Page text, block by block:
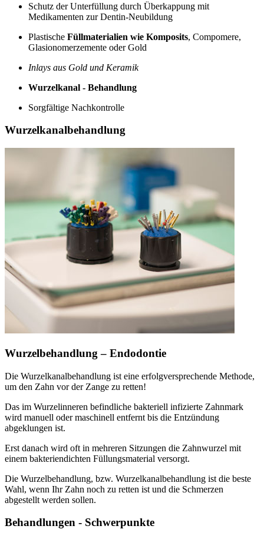
Schutz der Unterfüllung durch Überkappung mit
Medikamenten zur Dentin-Neubildung
Plastische Füllmaterialien wie Komposits, Compomere,
Glasionomerzemente oder Gold
Inlays aus Gold und Keramik
Wurzelkanal - Behandlung
Sorgfältige Nachkontrolle
Wurzelkanalbehandlung
Wurzelbehandlung – Endodontie
Die Wurzelkanalbehandlung ist eine erfolgversprechende Methode,
um den Zahn vor der Zange zu retten!
Das im Wurzelinneren befindliche bakteriell infizierte Zahnmark
wird manuell oder maschinell entfernt bis die Entzündung
abgeklungen ist.
Erst danach wird oft in mehreren Sitzungen die Zahnwurzel mit
einem bakteriendichten Füllungsmaterial versorgt.
Die Wurzelbehandlung, bzw. Wurzelkanalbehandlung ist die beste
Wahl, wenn Ihr Zahn noch zu retten ist und die Schmerzen
abgestellt werden sollen.
Behandlungen - Schwerpunkte